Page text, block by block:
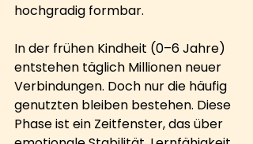
hochgradig formbar.
In der frühen Kindheit (0–6 Jahre)
entstehen täglich Millionen neuer
Verbindungen. Doch nur die häufig
genutzten bleiben bestehen. Diese
Phase ist ein Zeitfenster, das über